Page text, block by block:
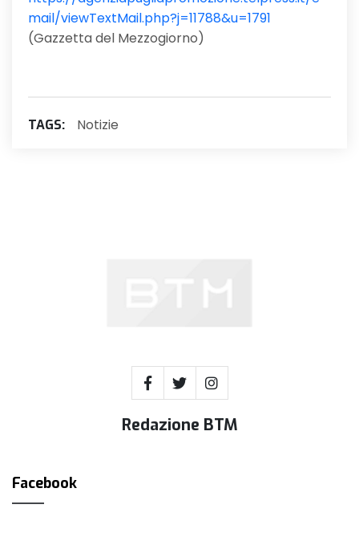
mail/viewTextMail.php?j=11788&u=1791
(Gazzetta del Mezzogiorno)
TAGS: Notizie
Redazione BTM
Facebook